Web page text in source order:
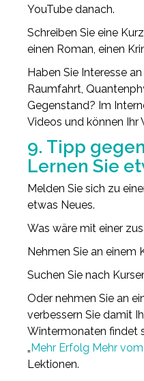
YouTube danach.
Schreiben Sie eine
einen Roman, einen
Haben Sie Interesse
Raumfahrt,
Gegenstand? Im
Videos und können Ihr
9. Tipp
Lernen Sie
Melden Sie sich zu
etwas Neues.
Was wäre mit einer
Nehmen Sie an einem
Suchen Sie nach
Oder nehmen Sie an
verbessern Sie damit
Wintermonaten findet
„Mehr Erfolg Mehr
Lektionen.